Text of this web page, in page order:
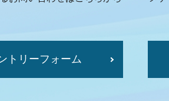
トリーフォーム